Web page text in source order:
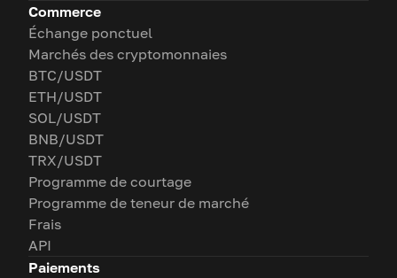
Commerce
Échange ponctuel
Marchés des cryptomonnaies
BTC/USDT
ETH/USDT
SOL/USDT
BNB/USDT
TRX/USDT
Programme de courtage
Programme de teneur de marché
Frais
API
Paiements